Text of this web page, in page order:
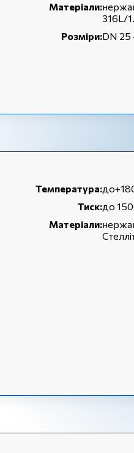
Матеріали:
316L/
Розміри:DN 25
Температура:
Тиск:до
Матеріали: